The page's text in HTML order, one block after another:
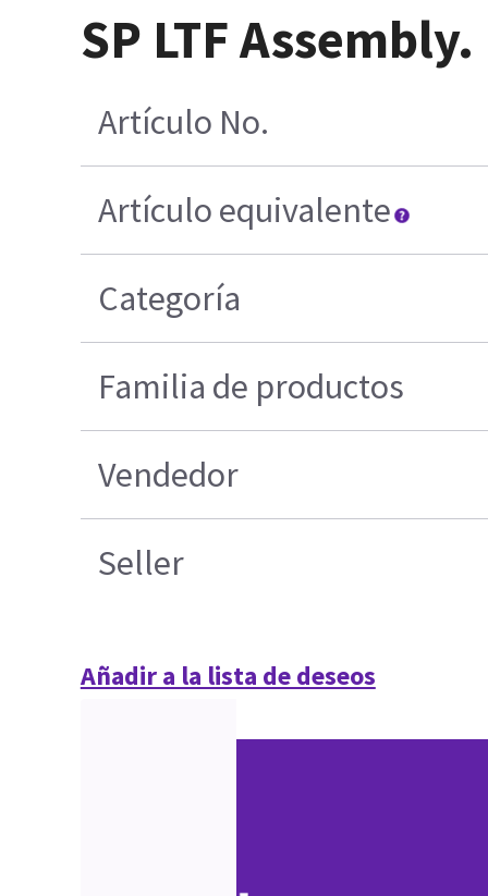
SP LTF Assembly.
Artículo No.
Artículo equivalente
Categoría
Familia de productos
Vendedor
Seller
Añadir a la lista de deseos